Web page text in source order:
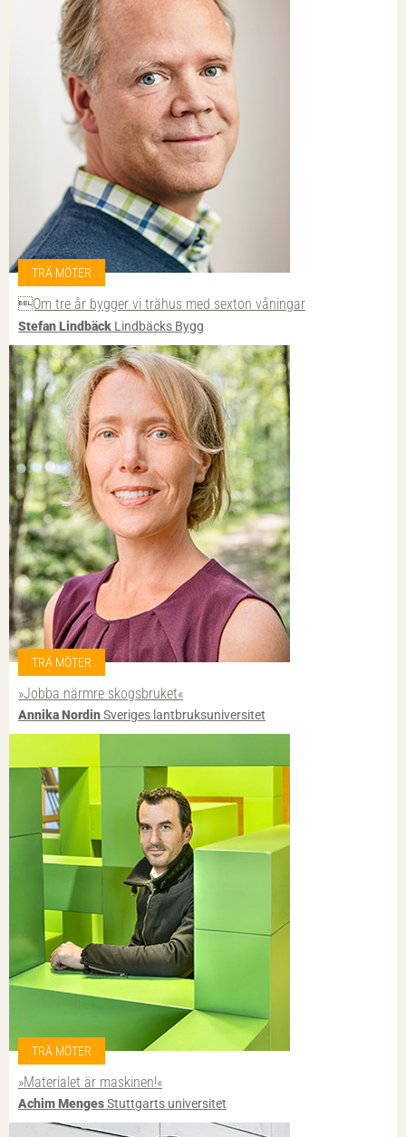
TRÄ MÖTER
Om tre år bygger vi trähus med sexton våningar
Stefan Lindbäck Lindbäcks Bygg
TRÄ MÖTER
»Jobba närmre skogsbruket«
Annika NordinSveriges lantbruksuniversitet
TRÄ MÖTER
»Materialet är maskinen!«
Achim MengesStuttgarts universitet